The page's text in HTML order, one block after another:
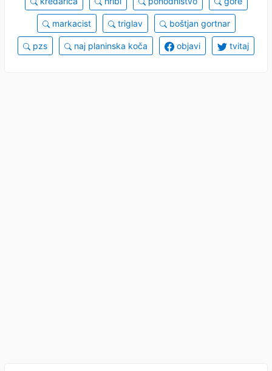
markacist triglav boštjan gortnar
pzs naj planinska koča objavi tvitaj